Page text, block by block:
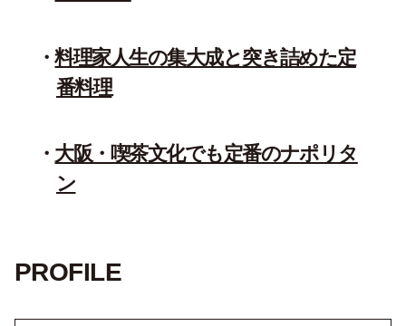
料理家人生の集大成と突き詰めた定
番料理
大阪・喫茶文化でも定番のナポリタ
ン
PROFILE